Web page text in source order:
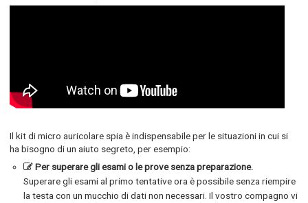
Il kit di micro auricolare spia è indispensabile per le situazioni in cui si
ha bisogno di un aiuto segreto, per esempio:
Per superare gli esami o le prove senza preparazione.
Superare gli esami al primo tentative ora è possibile senza riempire
la testa con un mucchio di dati non necessari. Il vostro compagno vi